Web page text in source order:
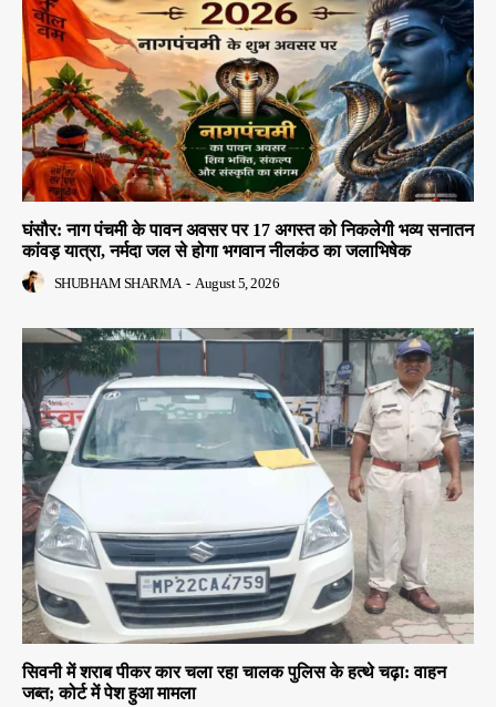
घंसौर: नाग पंचमी के पावन अवसर पर 17 अगस्त को निकलेगी भव्य सनातन
कांवड़ यात्रा, नर्मदा जल से होगा भगवान नीलकंठ का जलाभिषेक
SHUBHAM SHARMA - August 5, 2026
सिवनी में शराब पीकर कार चला रहा चालक पुलिस के हत्थे चढ़ा: वाहन
जब्त; कोर्ट में पेश हुआ मामला